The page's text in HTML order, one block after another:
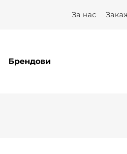
За нас
Брендови